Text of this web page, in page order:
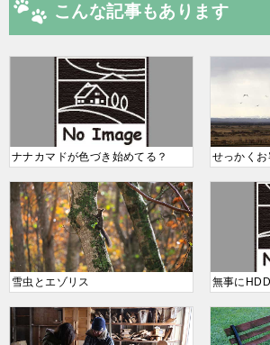
こんな記事もあります
ナナカマドが色づき始めてる？ せっかく
雪虫とエゾリス 無事に